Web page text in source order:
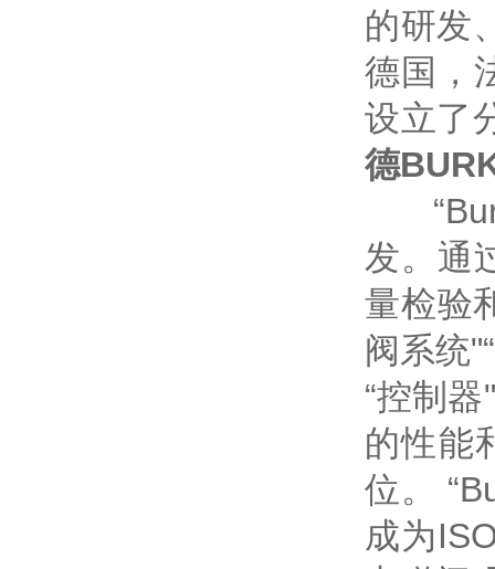
的研发
德国，
设立了
德
发。通
量检验
阀系统
“控制
的性能
位。
成为